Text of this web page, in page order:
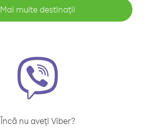
Mai multe destinații
Încă nu aveți Viber?